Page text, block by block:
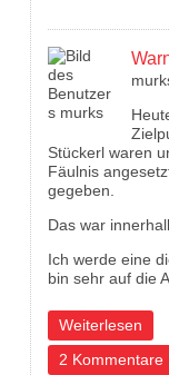
Stückerl waren
Fäulnis
gegeben.
Das war
Ich werde eine
bin sehr auf die
Weiterlesen
über Warnung
2 Kommentare